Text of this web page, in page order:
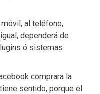
móvil, al teléfono,
dependerá de
ó sistemas
comprara la
sentido, porque el